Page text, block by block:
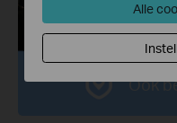
Ook
Alle